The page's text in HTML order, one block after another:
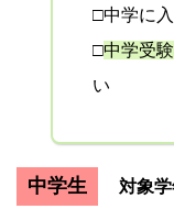
□中学に
□中学受験
い
中学生 対象